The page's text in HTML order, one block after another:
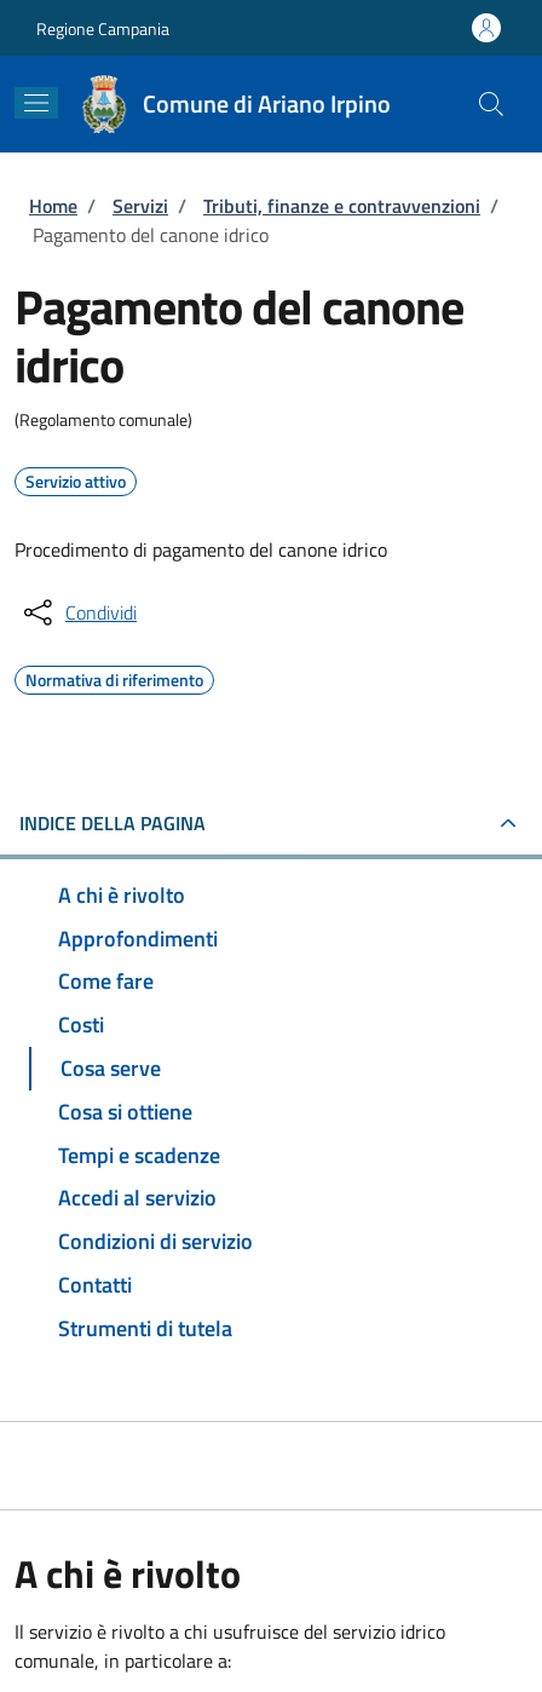
Regione Campania
Comune di Ariano Irpino
Briciole di pane
Home / Servizi / Tributi, finanze e contravvenzioni /
Pagamento del canone idrico
Pagamento del canone
idrico
(Regolamento comunale)
Servizio attivo
Procedimento di pagamento del canone idrico
Condividi
Normativa di riferimento
INDICE DELLA PAGINA
A chi è rivolto
Approfondimenti
Come fare
Costi
Cosa serve
Cosa si ottiene
Tempi e scadenze
Accedi al servizio
Condizioni di servizio
Contatti
Strumenti di tutela
A chi è rivolto
Il servizio è rivolto a chi usufruisce del servizio idrico
comunale, in particolare a: